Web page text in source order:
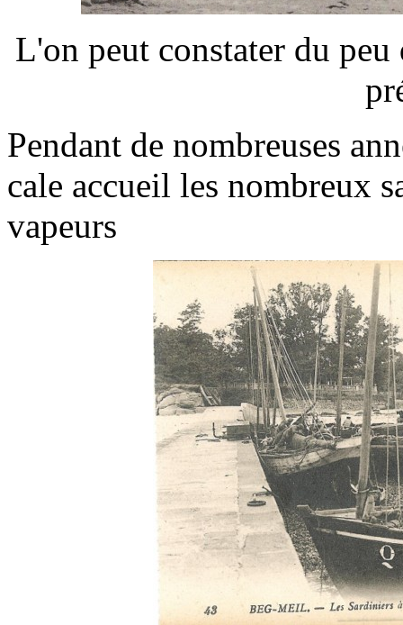
L'on peut constater du
Pendant de nombreuses
cale accueil les nombreux
vapeurs